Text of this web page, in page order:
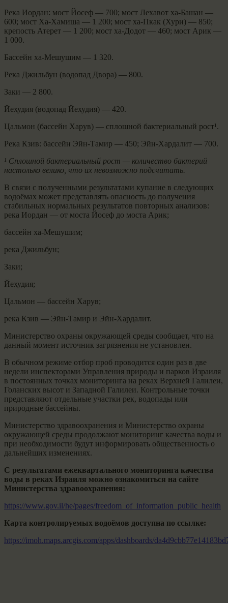
Река Иордан: мост Йосеф — 700; мост Лехавот ха-Башан —
600; мост Ха-Хамиша — 1 200; мост ха-Пкак (Хури) — 850;
крепость Атерет — 1 200; мост ха-Додот — 460; мост Арик —
1 000.
Бассейн ха-Мешушим — 1 320.
Река Джильбун (водопад Двора) — 800.
Заки — 2 800.
Йехудия (водопад Йехудия) — 420.
Цальмон (бассейн Харув) — сплошной бактериальный рост¹.
Река Кзив: бассейн Эйн-Тамир — 450; Эйн-Хардалит — 700.
¹ Сплошной бактериальный рост — количество бактерий
настолько велико, что их невозможно подсчитать.
В связи с полученными результатами купание в следующих
водоёмах может представлять опасность до получения
стабильных нормальных результатов повторных анализов:
река Иордан — от моста Йосеф до моста Арик;
бассейн ха-Мешушим;
река Джильбун;
Заки;
Йехудия;
Цальмон — бассейн Харув;
река Кзив — Эйн-Тамир и Эйн-Хардалит.
Министерство охраны окружающей среды сообщает, что на
данный момент источник загрязнения не установлен.
В обычном режиме отбор проб проводится один раз в две
недели инспекторами Управления природы и парков Израиля
в постоянных точках мониторинга на реках Верхней Галилеи,
Голанских высот и Западной Галилеи. Контрольные точки
представляют отдельные участки рек, водопады или
природные бассейны.
Министерство здравоохранения и Министерство охраны
окружающей среды продолжают мониторинг качества воды и
при необходимости будут информировать общественность о
дальнейших изменениях.
С результатами ежеквартального мониторинга качества
воды в реках Израиля можно ознакомиться на сайте
Министерства здравоохранения:
https://www.gov.il/he/pages/freedom_of_information_public_health
Карта контролируемых водоёмов доступна по ссылке:
https://imoh.maps.arcgis.com/apps/dashboards/